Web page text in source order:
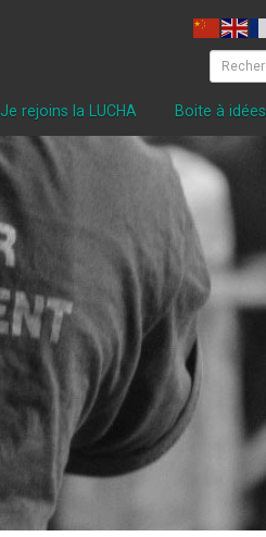
Je rejoins la LUCHA Boite à idées